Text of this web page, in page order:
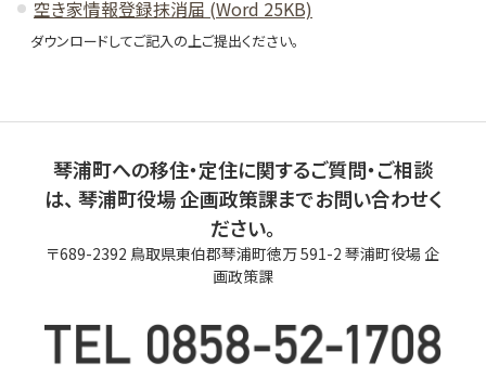
空き家情報登録抹消届 (Word 25KB)
ダウンロードしてご記入の上ご提出ください。
琴浦町への移住・定住に関するご質問・ご相談
は、 琴浦町役場 企画政策課までお問い合わせく
ださい。
〒689-2392 鳥取県東伯郡琴浦町徳万 591-2 琴浦町役場 企
画政策課